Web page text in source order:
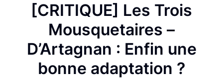
[CRITIQUE] Les Trois
Mousquetaires –
D’Artagnan : Enfin une
bonne adaptation ?